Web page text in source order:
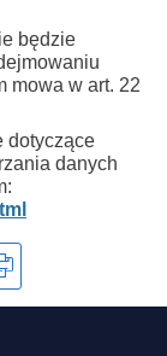
będzie
mowa w art. 22
dotyczące
danych